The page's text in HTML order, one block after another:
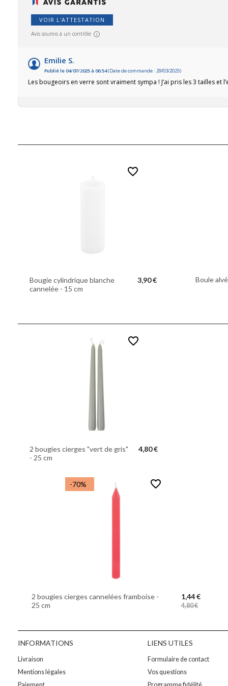
VOIR L'ATTESTATION
Avis soumis à un contrôle
Emilie S.
Publié le 04/07/2025 à 06:54(Date de commande : 29/03/2025)
Les bougeoirs en verre sont vraiment sympa ! J’ai pris les 3 tailles et
favorite_border
Bougie cylindrique blanche
cannelée - 15 cm
3,90 € Boule
favorite_border
2 bougies cierges "vert de gris"
- 25 cm
4,80 €
-70% favorite_border
2 bougies cierges cannelées framboise -
25 cm
1,44 €
4,80 €
INFORMATIONS
Livraison
Mentions légales
LIENS UTILES
Formulaire de contact
Vos questions